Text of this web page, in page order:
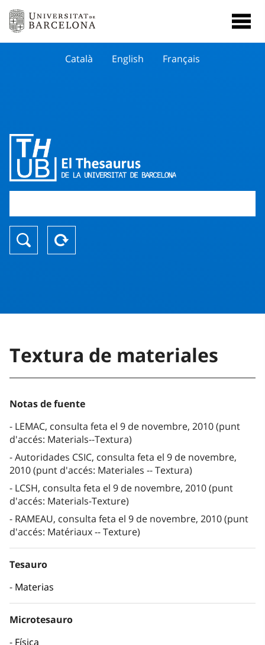
Català English Français
Textura de materiales
Notas de fuente
LEMAC, consulta feta el 9 de novembre, 2010 (punt
d'accés: Materials--Textura)
Autoridades CSIC, consulta feta el 9 de novembre,
2010 (punt d'accés: Materiales -- Textura)
LCSH, consulta feta el 9 de novembre, 2010 (punt
d'accés: Materials-Texture)
RAMEAU, consulta feta el 9 de novembre, 2010 (punt
d'accés: Matériaux -- Texture)
Tesauro
Materias
Microtesauro
Física